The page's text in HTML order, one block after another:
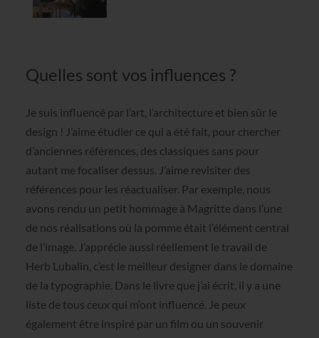
Quelles sont vos influences ?
Je suis influencé par l’art, l’architecture et bien sûr le
design ! J’aime étudier ce qui a été fait, pour chercher
d’anciennes références, des classiques sans pour
autant me focaliser dessus. J’aime revisiter des
références pour les réactualiser. Par exemple, nous
avons rendu un petit hommage à Magritte dans l’une
de nos réalisations où la pomme était l’élément central
de l’image. J’apprécie aussi réellement le travail de
Herb Lubalin, c’est le meilleur designer dans le domaine
de la typographie. Dans le livre que j’ai écrit, il y a une
liste de tous ceux qui m’ont influencé. Je peux
également être inspiré par un film ou un souvenir